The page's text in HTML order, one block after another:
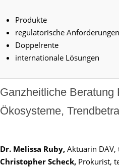
Produkte
regulatorische Anforderungen
Doppelrente
internationale Lösungen
Ganzheitliche
Ökosysteme,
Dr. Melissa Ruby, Aktuarin DAV,
Christopher Scheck, Prokurist,